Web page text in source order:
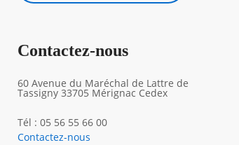
Contactez-nous
60 Avenue du Maréchal de Lattre de
Tassigny 33705 Mérignac Cedex
Tél : 05 56 55 66 00
Contactez-nous